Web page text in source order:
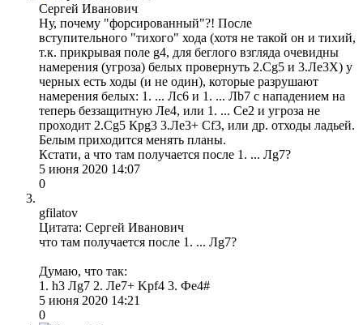
Сергей Иванович
Ну, почему "форсированный"?! После
вступительного "тихого" хода (хотя не такой он и тихий,
т.к. прикрывая поле g4, для беглого взгляда очевидны
намерения (угроза) белых провернуть 2.Сg5 и 3.Ле3Х) у
черных есть ходы (и не один), которые разрушают
намерения белых: 1. ... Лс6 и 1. ... Лb7 с нападением на
теперь беззащитную Ле4, или 1. ... Се2 и угроза не
проходит 2.Сg5 Крg3 3.Ле3+ Сf3, или др. отходы ладьей.
Белым приходится менять планы.
Кстати, а что там получается после 1. ... Лg7?
5 июня 2020 14:07
0
gfilatov
Цитата: Сергей Иванович
что там получается после 1. ... Лg7?
Думаю, что так:
1. h3 Лg7 2. Лe7+ Kрf4 3. Фe4#
5 июня 2020 14:21
0